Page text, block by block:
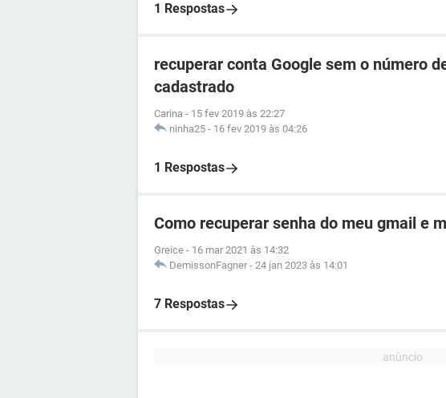
1 Respostas
recuperar conta Google sem o número
cadastrado
Carina - 15 fev 2019 às 22:27
ninha25 - 16 fev 2019 às 04:26
1 Respostas
Como recuperar senha do meu gmail e
Greice - 16 mar 2021 às 14:32
DemissonFagner - 24 jan 2023 às 14:01
7 Respostas